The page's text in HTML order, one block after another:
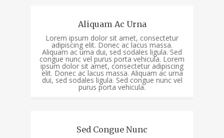
Aliquam Ac Urna
Lorem ipsum dolor sit amet, consectetur
adipiscing elit. Donec ac lacus massa.
Aliquam ac urna dui, sed sodales ligula. Sed
congue nunc vel purus porta vehicula. Lorem
ipsum dolor sit amet, consectetur adipiscing
elit. Donec ac lacus massa. Aliquam ac urna
dui, sed sodales ligula. Sed congue nunc vel
purus porta vehicula.
Sed Congue Nunc